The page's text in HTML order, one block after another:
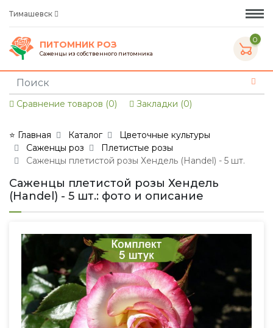
Тимашевск
ПИТОМНИК РОЗ
Саженцы из собственного питомника
0
Сравнение товаров (0) Закладки (0)
⭐ Главная Каталог
Цветочные культуры
Саженцы роз
Плетистые розы
Саженцы плетистой розы Хендель (Handel) - 5 шт.
Саженцы плетистой розы Хендель
(Handel) - 5 шт.: фото и описание